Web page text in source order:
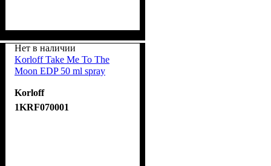
Нет в наличии
Korloff Take Me To The
Moon EDP 50 ml spray
Korloff
1KRF070001